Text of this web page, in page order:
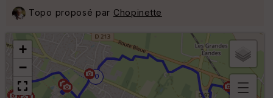
Topo proposé par Chopinette
10
+
−